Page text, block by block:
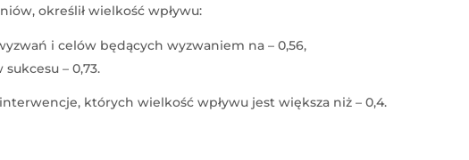
określił wielkość wpływu:
i celów będących wyzwaniem na – 0,56,
– 0,73.
których wielkość wpływu jest większa niż – 0,4.